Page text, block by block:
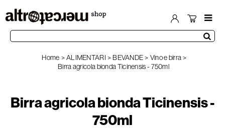
Home ALIMENTARI BEVANDE
Vino e birra
Birra agricola bionda Ticinensis - 750ml
Birra agricola bionda Ticinensis -
750ml